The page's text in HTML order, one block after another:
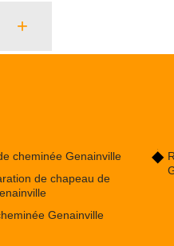
cheminée Genainville
de chapeau de
Genainville